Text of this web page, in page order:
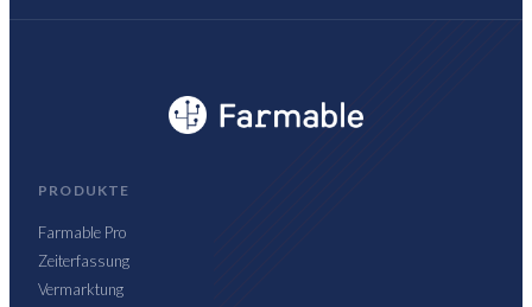
PRODUKTE
Farmable Pro
Zeiterfassung
Vermarktung